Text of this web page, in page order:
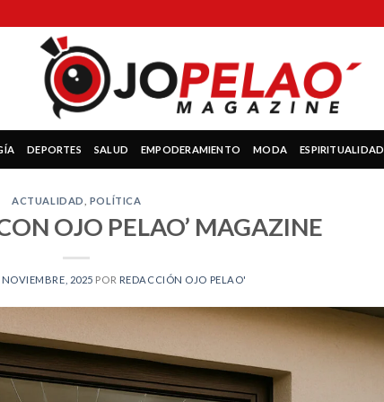
DEPORTES SALUD EMPODERAMIENTO MODA ESPIRITUALIDAD
ACTUALIDAD POLÍTICA
OJO PELAO’ MAGAZINE
NOVIEMBRE, 2025 POR REDACCIÓN OJO PELAO'